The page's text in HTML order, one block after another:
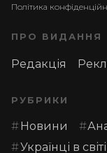
Політика
ПРО ВИДАННЯ
Редакція
РУБРИКИ
Новини
Українці в світі